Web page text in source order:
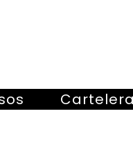
Cartelera